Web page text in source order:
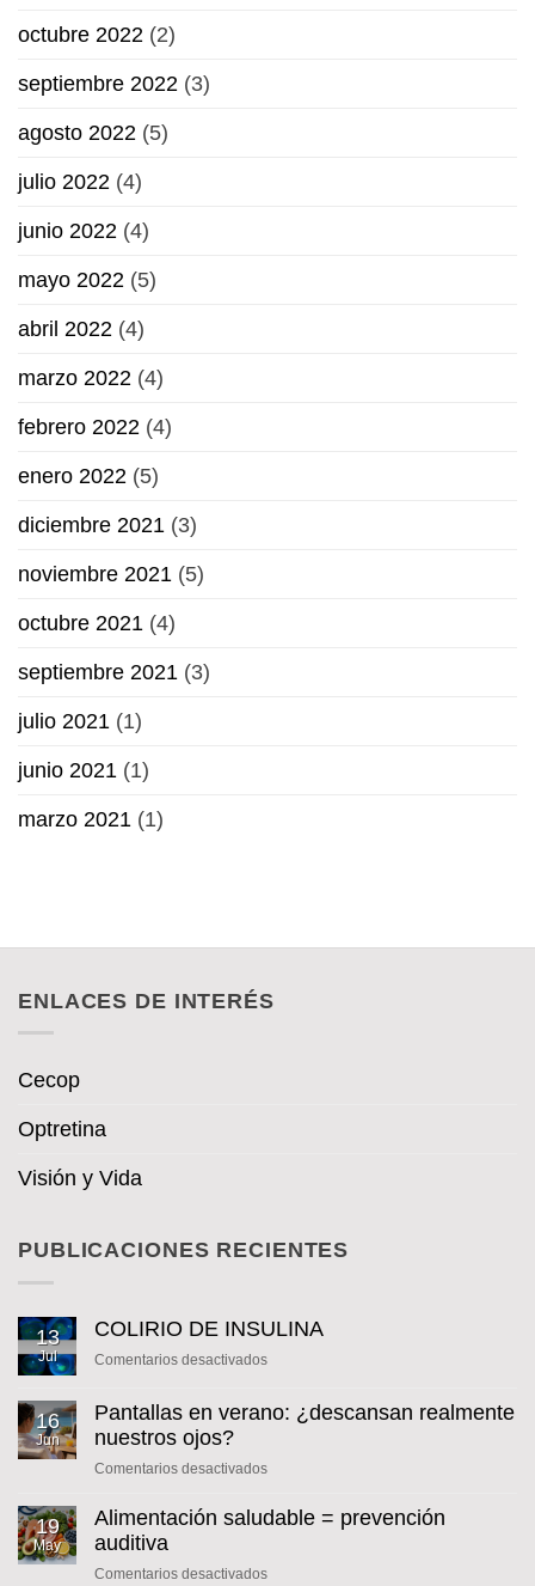
octubre 2022 (2)
septiembre 2022 (3)
agosto 2022 (5)
julio 2022 (4)
junio 2022 (4)
mayo 2022 (5)
abril 2022 (4)
marzo 2022 (4)
febrero 2022 (4)
enero 2022 (5)
diciembre 2021 (3)
noviembre 2021 (5)
octubre 2021 (4)
septiembre 2021 (3)
julio 2021 (1)
junio 2021 (1)
marzo 2021 (1)
ENLACES DE INTERÉS
Cecop
Optretina
Visión y Vida
PUBLICACIONES RECIENTES
13
Jul
COLIRIO DE INSULINA
Comentarios desactivadosen
DE
INSULINA
16
Jun
Pantallas en verano: ¿descansan realmente
nuestros ojos?
Comentarios desactivadosen
en
realmente
19
May
Alimentación saludable = prevención
auditiva
Comentarios desactivadosen